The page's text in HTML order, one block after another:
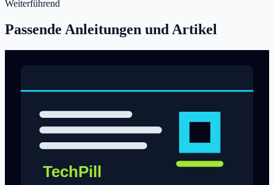
Weiterführend
Passende Anleitungen und Artikel